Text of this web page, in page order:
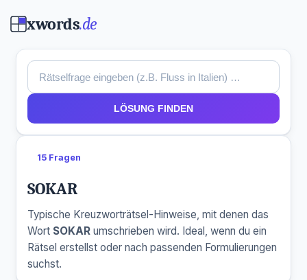
xwords.de
LÖSUNG FINDEN
15 Fragen
SOKAR
Typische Kreuzworträtsel-Hinweise, mit denen das
Wort SOKAR umschrieben wird. Ideal, wenn du ein
Rätsel erstellst oder nach passenden Formulierungen
suchst.